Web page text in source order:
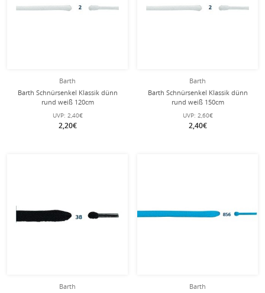
Barth
Barth Schnürsenkel Klassik dünn
rund weiß 120cm
UVP: 2,40€
2,20€
Barth
Barth Schnürsenkel Klassik dünn
rund weiß 150cm
UVP: 2,60€
2,40€
Barth
Barth